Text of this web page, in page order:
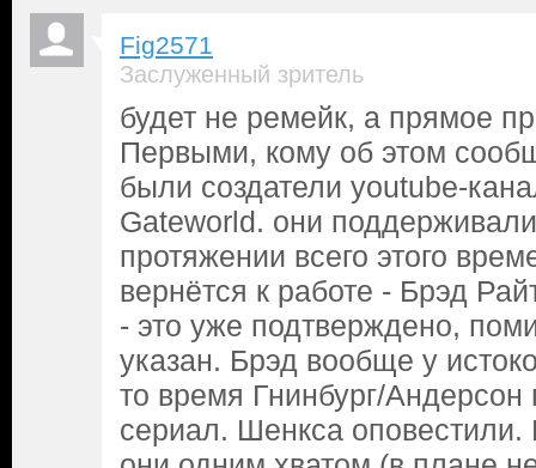
Fig2571
Заслуженный зритель
будет не ремейк, а прямое
Первыми, кому об этом
были создатели youtube-
Gateworld. они
протяжении всего этого
вернётся к работе - Брэд
- это уже подтверждено,
указан. Брэд вообще у
то время Гнинбург/
сериал. Шенкса